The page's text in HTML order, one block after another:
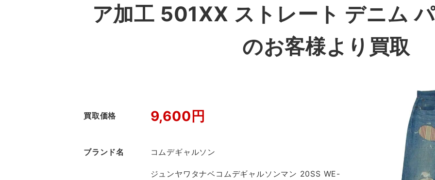
ア加工 501XX ストレート デニム
のお客様より買取
買取価格 9,600円
ブランド名 コムデギャルソン
ジュンヤワタナベコムデギャルソンマン 20SS WE-